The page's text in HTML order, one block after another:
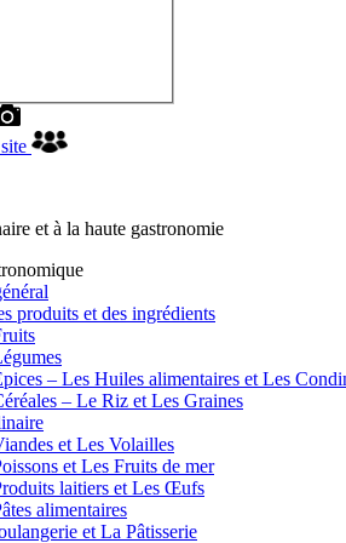
et à la haute gastronomie
produits et des ingrédients
– Les Huiles alimentaires et Les
– Le Riz et Les Graines
et Les Volailles
et Les Fruits de mer
laitiers et Les Œufs
alimentaires
et La Pâtisserie